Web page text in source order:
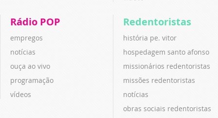
Rádio POP
empregos
notícias
ouça ao vivo
programação
vídeos
Redentoristas
história pe. vitor
hospedagem santo afonso
missionários redentoristas
missões redentoristas
notícias
obras sociais redentoristas